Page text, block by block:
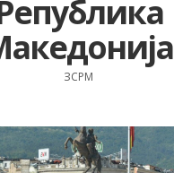
ЗСРМ